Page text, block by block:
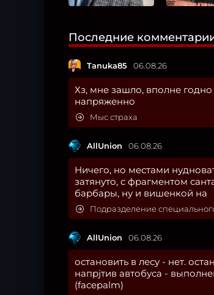
Последние
Tanuka85 06.08.26
Хз, мне зашло, вполне годно
напряженно
Мыс страха
AllUnion 06.08.26
Ничего, но местами
затянуто, с фрагментом
барбары, ну и вишенкой на
Подразделение специального
AllUnion 06.08.26
остановить в лесу - нет.
напрjтив автобуса -
(facepalm)